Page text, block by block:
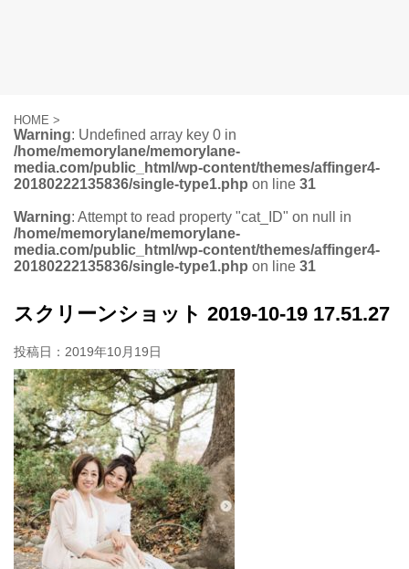
HOME >
Warning: Undefined array key 0 in
/home/memorylane/memorylane-
media.com/public_html/wp-content/themes/affinger4-
20180222135836/single-type1.php on line 31
Warning: Attempt to read property "cat_ID" on null in
/home/memorylane/memorylane-
media.com/public_html/wp-content/themes/affinger4-
20180222135836/single-type1.php on line 31
スクリーンショット 2019-10-19 17.51.27
投稿日： 2019年10月19日